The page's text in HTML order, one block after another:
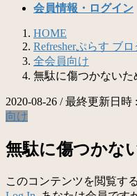
会員情報・ログイン
HOME
Refresherぷらす ブロ
全会員向け
無駄に傷つかないた
2020-08-26 / 最終更新日時 :
向け
無駄に傷つかな
このコンテンツを閲覧す